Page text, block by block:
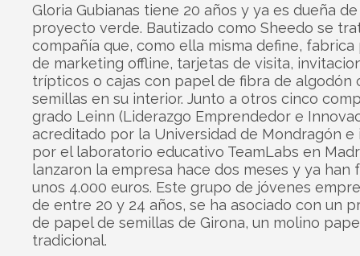
Gloria Gubianas tiene 20 años y ya es dueña
proyecto verde. Bautizado como Sheedo se
compañía que, como ella misma define,
de marketing offline, tarjetas de visita,
trípticos o cajas con papel de fibra de algodón
semillas en su interior. Junto a otros cinco
grado Leinn (Liderazgo Emprendedor e
acreditado por la Universidad de Mondragón e
por el laboratorio educativo TeamLabs en
lanzaron la empresa hace dos meses y ya han
unos 4.000 euros. Este grupo de jóvenes
de entre 20 y 24 años, se ha asociado con un
de papel de semillas de Girona, un molino
tradicional.